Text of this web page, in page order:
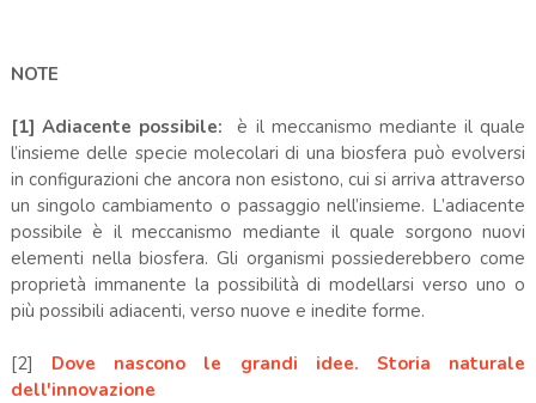
NOTE
[1] Adiacente possibile:è il meccanismo mediante il quale
l’insieme delle specie molecolari di una biosfera può evolversi
in configurazioni che ancora non esistono, cui si arriva attraverso
un singolo cambiamento o passaggio nell’insieme. L’adiacente
possibile è il meccanismo mediante il quale sorgono nuovi
elementi nella biosfera. Gli organismi possiederebbero come
proprietà immanente la possibilità di modellarsi verso uno o
più possibili adiacenti, verso nuove e inedite forme.
[2] Dove nascono le grandi idee. Storia naturale
dell'innovazione